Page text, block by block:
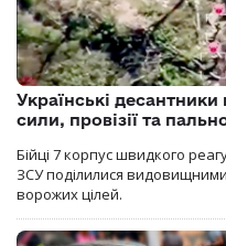
Українські
сили, провізії та
Бійці 7 корпус швидкого
ЗСУ поділилися
ворожих цілей.